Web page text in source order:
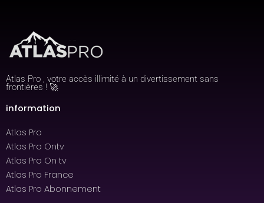
Atlas Pro , votre accès illimité à un divertissement sans
frontières ! 🚀
information
Atlas Pro
Atlas Pro Ontv
Atlas Pro On tv
Atlas Pro France
Atlas Pro Abonnement